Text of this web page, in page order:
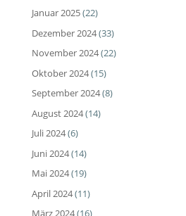
Januar 2025(22)
Dezember 2024(33)
November 2024(22)
Oktober 2024(15)
September 2024(8)
August 2024(14)
Juli 2024(6)
Juni 2024(14)
Mai 2024(19)
April 2024(11)
März 2024(16)